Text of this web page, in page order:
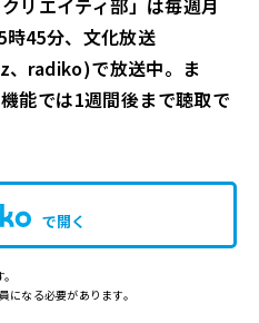
リエイティ部」は毎週月
45分、文化放送
、radiko)で放送中。ま
能では1週間後まで聴取で
で開く
なる必要があります。